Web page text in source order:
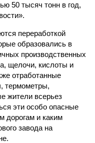
50 тысяч тонн в год,
переработкой
образовались в
производственных
щелочи, кислоты и
отработанные
термометры,
жители всерьез
эти особо опасные
дорогам и каким
завода на